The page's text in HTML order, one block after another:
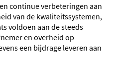
continue verbeteringen aan
van de kwaliteitssystemen,
voldoen aan de steeds
en overheid op
een bijdrage leveren aan